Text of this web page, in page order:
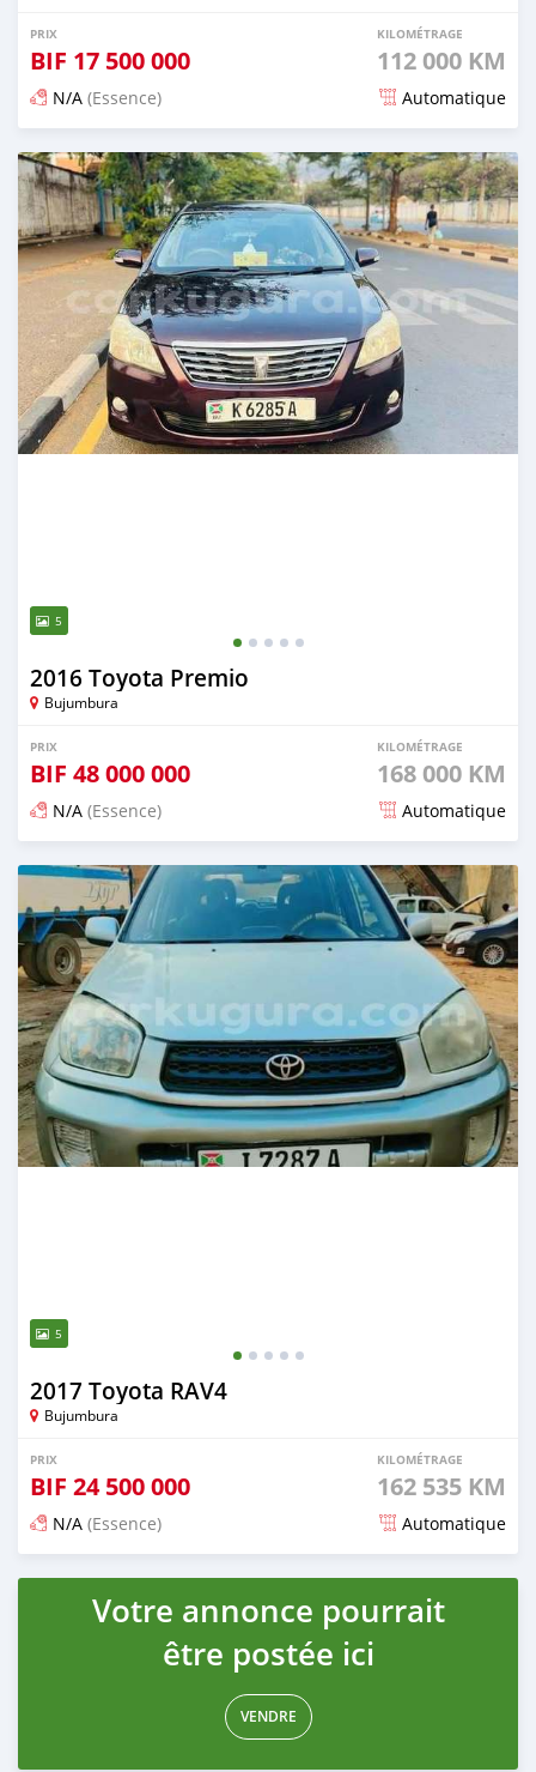
PRIX
BIF 17 500 000
KILOMÉTRAGE
112 000 KM
N/A (Essence) Automatique
Publié il y a 12 mois
5
2016 Toyota Premio
Bujumbura
PRIX
BIF 48 000 000
KILOMÉTRAGE
168 000 KM
N/A (Essence) Automatique
Publié il y a 12 mois
5
2017 Toyota RAV4
Bujumbura
PRIX
BIF 24 500 000
KILOMÉTRAGE
162 535 KM
N/A (Essence) Automatique
Publié il y a 12 mois
Votre annonce pourrait
être postée ici
VENDRE